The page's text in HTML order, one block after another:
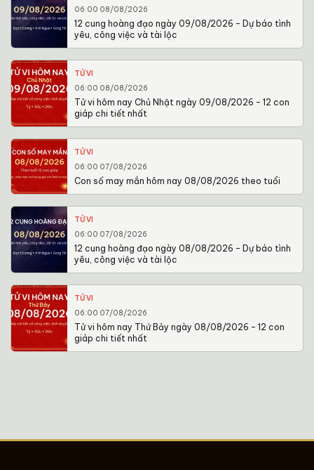
06:00 08/08/2026
12 cung hoàng đạo ngày 09/08/2026 – Dự báo tình
yêu, công việc và tài lộc
TỬ VI
06:00 08/08/2026
Tử vi hôm nay Chủ Nhật ngày 09/08/2026 – 12 con
giáp chi tiết nhất
TỬ VI
06:00 07/08/2026
Con số may mắn hôm nay 08/08/2026 theo tuổi
TỬ VI
06:00 07/08/2026
12 cung hoàng đạo ngày 08/08/2026 – Dự báo tình
yêu, công việc và tài lộc
TỬ VI
06:00 07/08/2026
Tử vi hôm nay Thứ Bảy ngày 08/08/2026 – 12 con
giáp chi tiết nhất